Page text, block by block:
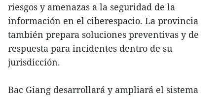
riesgos y amenazas a la seguridad de la
información en el ciberespacio. La provincia
también prepara soluciones preventivas y de
respuesta para incidentes dentro de su
jurisdicción.
Bac Giang desarrollará y ampliará el sistema